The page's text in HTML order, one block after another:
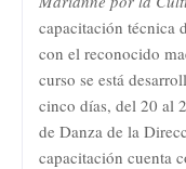
capacitación técnica
con el reconocido
curso se está
cinco días, del 20 al
de Danza de la
capacitación cuenta